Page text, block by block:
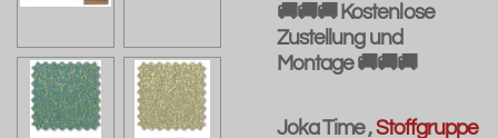
🚚🚚🚚 Kostenlose
Zustellung und
Montage 🚚🚚🚚
Joka Time ,Stoffgruppe